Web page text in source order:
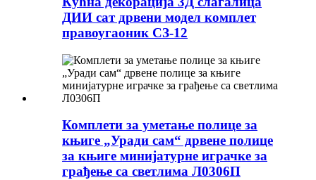
ДИИ сат дрвени модел комплет
правоугаоник СЗ-12
Комплети за уметање полице за
књиге „Уради сам“ дрвене полице
за књиге минијатурне играчке за
грађење са светлима Л0306П